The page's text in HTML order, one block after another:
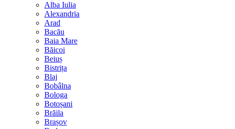
Alba Iulia
Alexandria
Arad
Bacău
Baia Mare
Băicoi
Beiuș
Bistrița
Blaj
Bobâlna
Bologa
Botoșani
Brăila
Brașov